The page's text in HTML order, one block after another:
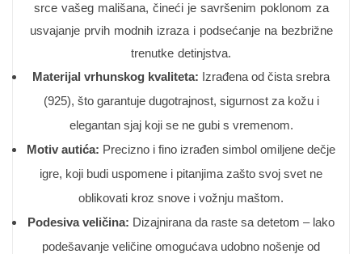
srce vašeg mališana, čineći je savršenim poklonom za
usvajanje prvih modnih izraza i podsećanje na bezbrižne
trenutke detinjstva.
Materijal vrhunskog kvaliteta: Izrađena od čista srebra
(925), što garantuje dugotrajnost, sigurnost za kožu i
elegantan sjaj koji se ne gubi s vremenom.
Motiv autića: Precizno i fino izrađen simbol omiljene dečje
igre, koji budi uspomene i pitanjima zašto svoj svet ne
oblikovati kroz snove i vožnju maštom.
Podesiva veličina: Dizajnirana da raste sa detetom – lako
podešavanje veličine omogućava udobno nošenje od